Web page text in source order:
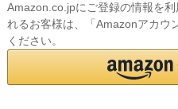
Amazon.co.jpにご登録の情報を
れるお客様は、「Amazonアカウ
ください。